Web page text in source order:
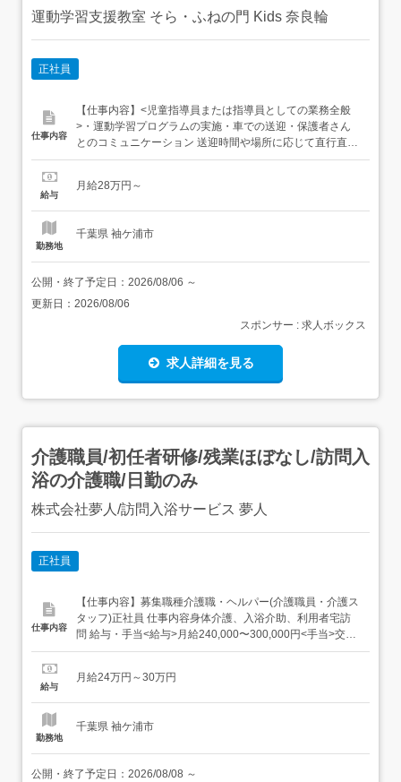
運動学習支援教室 そら・ふねの門 Kids 奈良輪
正社員
仕事内容
【仕事内容】<児童指導員または指導員としての業務全般
>・運動学習プログラムの実施・車での送迎・保護者さん
とのコミュニケーション 送迎時間や場所に応じて直行直帰
OK従事すべき業務の変更範囲:法人の定める業務転勤なし
用資格(教員免許含む)・社会福祉主事<必須>・普通自動車
給与
月給28万円～
勤務地
千葉県 袖ケ浦市
公開・終了予定日： 2026/08/06 ～
更新日： 2026/08/06
スポンサー : 求人ボックス
求人詳細を見る
介護職員/初任者研修/残業ほぼなし/訪問入
浴の介護職/日勤のみ
株式会社夢人/訪問入浴サービス 夢人
正社員
仕事内容
【仕事内容】募集職種介護職・ヘルパー(介護職員・介護ス
タッフ)正社員 仕事内容身体介護、入浴介助、利用者宅訪
問 給与・手当<給与>月給240,000〜300,000円<手当>交通
費支給:実費(上限あり) 資格資格必須:初任者研修(旧ヘルパ
ー1級・基礎研修)有資格者歓迎:自動車免許 勤務時間日勤専
給与
月給24万円～30万円
勤務地
千葉県 袖ケ浦市
公開・終了予定日： 2026/08/08 ～